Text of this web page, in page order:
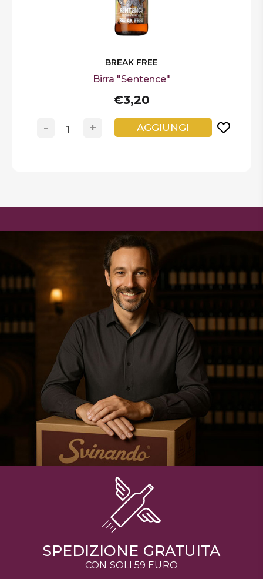
BREAK FREE
Birra "Sentence"
€3,20
+
- AGGIUNGI
SPEDIZIONE GRATUITA
CON SOLI 59 EURO